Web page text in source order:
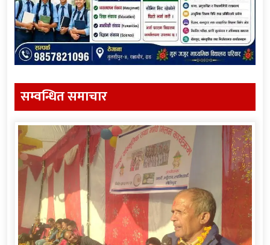
सम्वन्धित समाचार